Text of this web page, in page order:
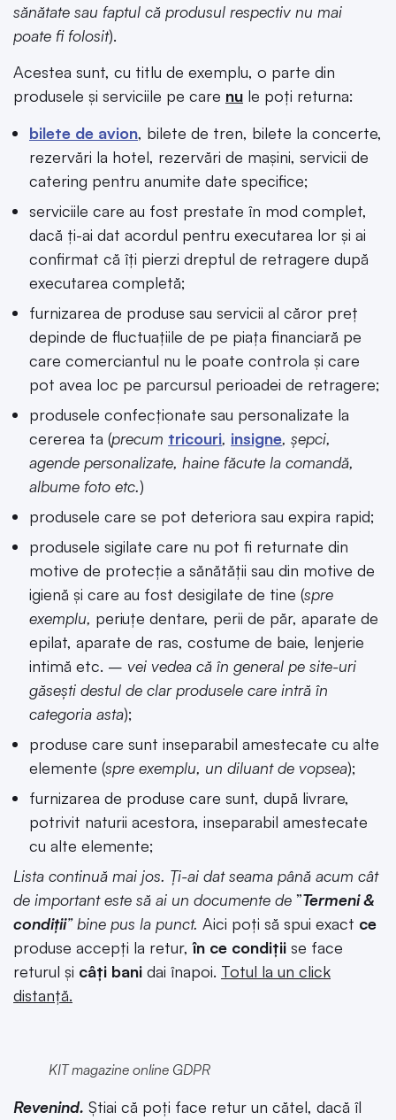
sănătate sau faptul că produsul respectiv nu mai
poate fi folosit).
Acestea sunt, cu titlu de exemplu, o parte din
produsele și serviciile pe care nu le poți returna:
bilete de avion, bilete de tren, bilete la concerte,
rezervări la hotel, rezervări de mașini, servicii de
catering pentru anumite date specifice;
serviciile care au fost prestate în mod complet,
dacă ți-ai dat acordul pentru executarea lor și ai
confirmat că îți pierzi dreptul de retragere după
executarea completă;
furnizarea de produse sau servicii al căror preț
depinde de fluctuațiile de pe piața financiară pe
care comerciantul nu le poate controla și care
pot avea loc pe parcursul perioadei de retragere;
produsele confecționate sau personalizate la
cererea ta (precum tricouri, insigne, șepci,
agende personalizate, haine făcute la comandă,
albume foto etc.)
produsele care se pot deteriora sau expira rapid;
produsele sigilate care nu pot fi returnate din
motive de protecție a sănătății sau din motive de
igienă și care au fost desigilate de tine (spre
exemplu, periuțe dentare, perii de păr, aparate de
epilat, aparate de ras, costume de baie, lenjerie
intimă etc. – vei vedea că în general pe site-uri
găsești destul de clar produsele care intră în
categoria asta);
produse care sunt inseparabil amestecate cu alte
elemente (spre exemplu, un diluant de vopsea);
furnizarea de produse care sunt, după livrare,
potrivit naturii acestora, inseparabil amestecate
cu alte elemente;
Lista continuă mai jos. Ți-ai dat seama până acum cât
de important este să ai un documente de ”Termeni &
condiții” bine pus la punct. Aici poți să spui exact ce
produse accepți la retur,în ce condiții se face
returul și câți bani dai înapoi. Totul la un click
distanță.
KIT magazine online GDPR
Revenind. Știai că poți face retur un cătel, dacă îl